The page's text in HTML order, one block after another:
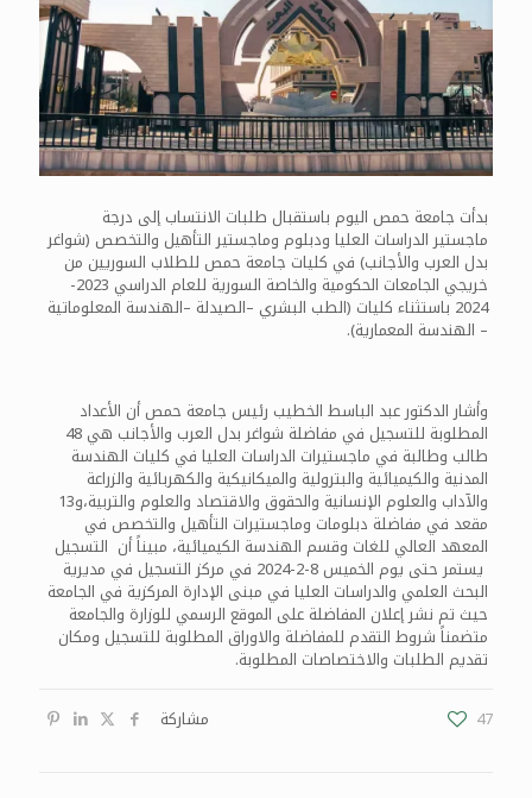
بدأت جامعة حمص اليوم باستقبال طلبات الانتساب إلى درجة
ماجستير الدراسات العليا ودبلوم وماجستير التأهيل والتخصص (شواغر
بدل العرب والأجانب) في كليات جامعة حمص للطلاب السوريين من
خريجي الجامعات الحكومية والخاصة السورية للعام الدراسي 2023-
2024 باستثناء كليات (الطب البشري –الصيدلة –الهندسة المعلوماتية
– الهندسة المعمارية).
وأشار الدكتور عبد الباسط الخطيب رئيس جامعة حمص أن الأعداد
المطلوبة للتسجيل في مفاضلة شواغر بدل العرب والأجانب هي 48
طالب وطالبة في ماجستيرات الدراسات العليا في كليات الهندسة
المدنية والكيميائية والبترولية والميكانيكية والكهربائية والزراعة
والآداب والعلوم الإنسانية والحقوق والاقتصاد والعلوم والتربية،و13
مقعد في مفاضلة دبلومات وماجستيرات التأهيل والتخصص في
المعهد العالي للغات وقسم الهندسة الكيميائية، مبيناً أن التسجيل
يستمر حتى يوم الخميس 8-2-2024 في مركز التسجيل في مديرية
البحث العلمي والدراسات العليا في مبنى الإدارة المركزية في الجامعة
حيث تم نشر إعلان المفاضلة على الموقع الرسمي للوزارة والجامعة
متضمناً شروط التقدم للمفاضلة والاوراق المطلوبة للتسجيل ومكان
تقديم الطلبات والاختصاصات المطلوبة.
مشاركة
47